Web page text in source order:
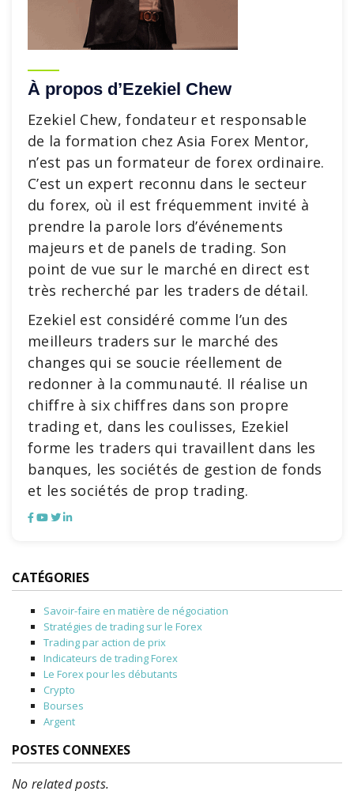
À propos d’Ezekiel Chew
Ezekiel Chew, fondateur et responsable
de la formation chez Asia Forex Mentor,
n’est pas un formateur de forex ordinaire.
C’est un expert reconnu dans le secteur
du forex, où il est fréquemment invité à
prendre la parole lors d’événements
majeurs et de panels de trading. Son
point de vue sur le marché en direct est
très recherché par les traders de détail.
Ezekiel est considéré comme l’un des
meilleurs traders sur le marché des
changes qui se soucie réellement de
redonner à la communauté. Il réalise un
chiffre à six chiffres dans son propre
trading et, dans les coulisses, Ezekiel
forme les traders qui travaillent dans les
banques, les sociétés de gestion de fonds
et les sociétés de prop trading.
CATÉGORIES
Savoir-faire en matière de négociation
Stratégies de trading sur le Forex
Trading par action de prix
Indicateurs de trading Forex
Le Forex pour les débutants
Crypto
Bourses
Argent
POSTES CONNEXES
No related posts.